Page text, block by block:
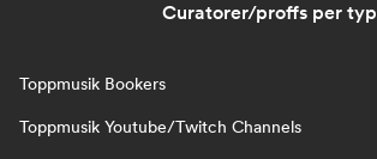
Curatorer/proffs per typ
Toppmusik Bookers
Toppmusik Youtube/Twitch Channels